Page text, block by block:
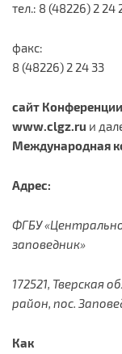
тел.: 8 (48226) 2 24
факс:
8 (48226) 2 24 33
сайт
www.clgz.ru и
Международная
Адрес:
ФГБУ
заповедник»
172521, Тверская
район, пос.
Как